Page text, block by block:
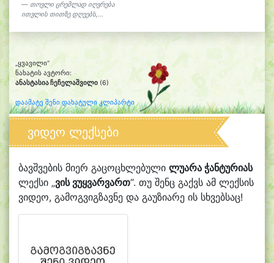
თოვლი ცრემლად იღვრება
ითვლის თითზე დღეებს,...
„ყვავილი“
ნახატის ავტორი:
ანასტასია ჩეჩელაშვილი (6)
დაამატე შენი დახატული კლიპარტი
ვიდეო ლექსები
ბავშვების მიერ გაცოცხლებული ლუარა ჭანტურიას
ლექსი „ვის ვუყვარვართ“. თუ შენც გაქვს ამ ლექსის
ვიდეო, გამოგვიგზავნე და გაუზიარე ის სხვებსაც!